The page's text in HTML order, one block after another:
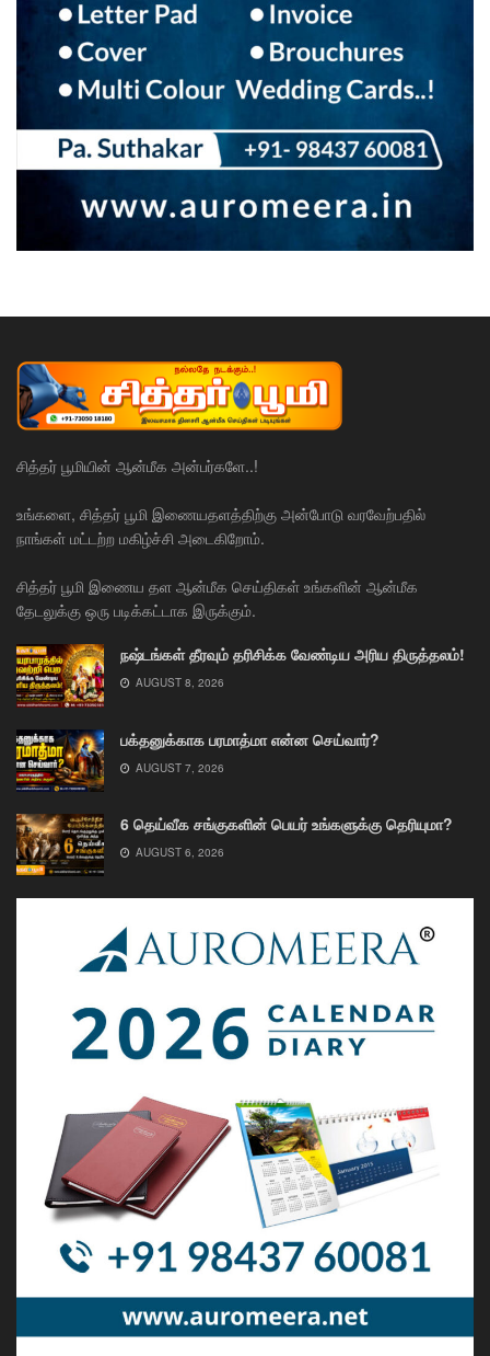
சித்தர் பூமியின் ஆன்மீக அன்பர்களே..!
உங்களை, சித்தர் பூமி இணையதளத்திற்கு அன்போடு வரவேற்பதில்
நாங்கள் மட்டற்ற மகிழ்ச்சி அடைகிறோம்.
சித்தர் பூமி இணைய தள ஆன்மீக செய்திகள் உங்களின் ஆன்மீக
தேடலுக்கு ஒரு படிக்கட்டாக இருக்கும்.
நஷ்டங்கள் தீரவும் தரிசிக்க வேண்டிய அரிய திருத்தலம்!
AUGUST 8, 2026
பக்தனுக்காக பரமாத்மா என்ன செய்வார்?
AUGUST 7, 2026
6 தெய்வீக சங்குகளின் பெயர் உங்களுக்கு தெரியுமா?
AUGUST 6, 2026